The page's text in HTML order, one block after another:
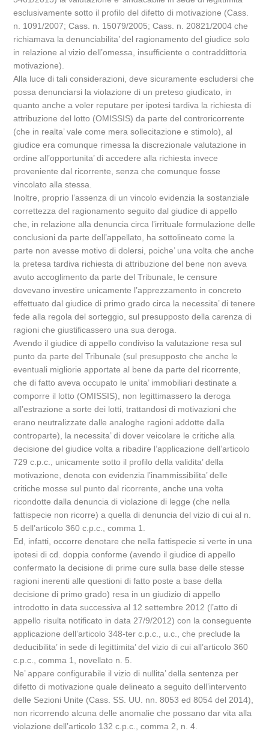
esclusivamente sotto il profilo del difetto di motivazione (Cass.
n. 1091/2007; Cass. n. 15079/2005; Cass. n. 20821/2004 che
richiamava la denunciabilita’ del ragionamento del giudice solo
in relazione al vizio dell’omessa, insufficiente o contraddittoria
motivazione).
Alla luce di tali considerazioni, deve sicuramente escludersi che
possa denunciarsi la violazione di un preteso giudicato, in
quanto anche a voler reputare per ipotesi tardiva la richiesta di
attribuzione del lotto (OMISSIS) da parte del controricorrente
(che in realta’ vale come mera sollecitazione e stimolo), al
giudice era comunque rimessa la discrezionale valutazione in
ordine all’opportunita’ di accedere alla richiesta invece
proveniente dal ricorrente, senza che comunque fosse
vincolato alla stessa.
Inoltre, proprio l’assenza di un vincolo evidenzia la sostanziale
correttezza del ragionamento seguito dal giudice di appello
che, in relazione alla denuncia circa l’irrituale formulazione delle
conclusioni da parte dell’appellato, ha sottolineato come la
parte non avesse motivo di dolersi, poiche’ una volta che anche
la pretesa tardiva richiesta di attribuzione del bene non aveva
avuto accoglimento da parte del Tribunale, le censure
dovevano investire unicamente l’apprezzamento in concreto
effettuato dal giudice di primo grado circa la necessita’ di tenere
fede alla regola del sorteggio, sul presupposto della carenza di
ragioni che giustificassero una sua deroga.
Avendo il giudice di appello condiviso la valutazione resa sul
punto da parte del Tribunale (sul presupposto che anche le
eventuali migliorie apportate al bene da parte del ricorrente,
che di fatto aveva occupato le unita’ immobiliari destinate a
comporre il lotto (OMISSIS), non legittimassero la deroga
all’estrazione a sorte dei lotti, trattandosi di motivazioni che
erano neutralizzate dalle analoghe ragioni addotte dalla
controparte), la necessita’ di dover veicolare le critiche alla
decisione del giudice volta a ribadire l’applicazione dell’articolo
729 c.p.c., unicamente sotto il profilo della validita’ della
motivazione, denota con evidenzia l’inammissibilita’ delle
critiche mosse sul punto dal ricorrente, anche una volta
ricondotte dalla denuncia di violazione di legge (che nella
fattispecie non ricorre) a quella di denuncia del vizio di cui al n.
5 dell’articolo 360 c.p.c., comma 1.
Ed, infatti, occorre denotare che nella fattispecie si verte in una
ipotesi di cd. doppia conforme (avendo il giudice di appello
confermato la decisione di prime cure sulla base delle stesse
ragioni inerenti alle questioni di fatto poste a base della
decisione di primo grado) resa in un giudizio di appello
introdotto in data successiva al 12 settembre 2012 (l’atto di
appello risulta notificato in data 27/9/2012) con la conseguente
applicazione dell’articolo 348-ter c.p.c., u.c., che preclude la
deducibilita’ in sede di legittimita’ del vizio di cui all’articolo 360
c.p.c., comma 1, novellato n. 5.
Ne’ appare configurabile il vizio di nullita’ della sentenza per
difetto di motivazione quale delineato a seguito dell’intervento
delle Sezioni Unite (Cass. SS. UU. nn. 8053 ed 8054 del 2014),
non ricorrendo alcuna delle anomalie che possano dar vita alla
violazione dell’articolo 132 c.p.c., comma 2, n. 4.